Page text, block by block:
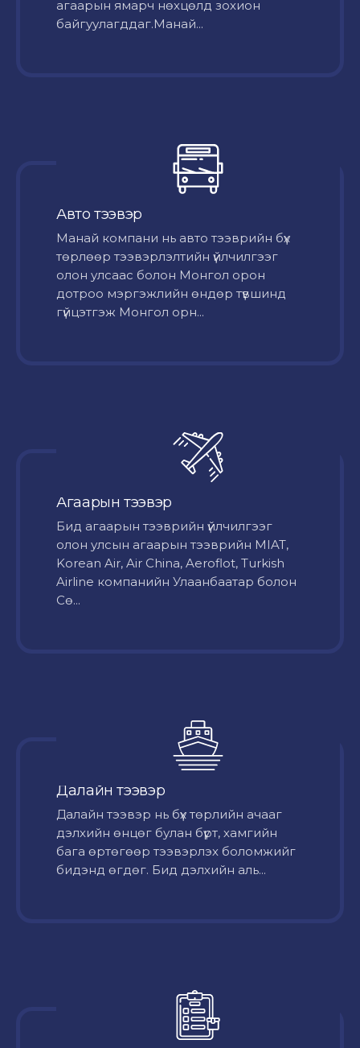
агаарын ямарч нөхцөлд зохион
байгуулагддаг.Манай...
Авто тээвэр
Mанай компани нь авто тээврийн бүх
төрлөөр тээвэрлэлтийн үйлчилгээг
олон улсаас болон Монгол орон
дотроо мэргэжлийн өндөр түвшинд
гүйцэтгэж Монгол орн...
Агаарын тээвэр
Бид агаарын тээврийн үйлчилгээг
олон улсын агаарын тээврийн MIAT,
Korean Air, Air China, Aeroflot, Turkish
Airline компанийн Улаанбаатар болон
Сө...
Далайн тээвэр
Далайн тээвэр нь бүх төрлийн ачааг
дэлхийн өнцөг булан бүрт, хамгийн
бага өртөгөөр тээвэрлэх боломжийг
бидэнд өгдөг. Бид дэлхийн аль...